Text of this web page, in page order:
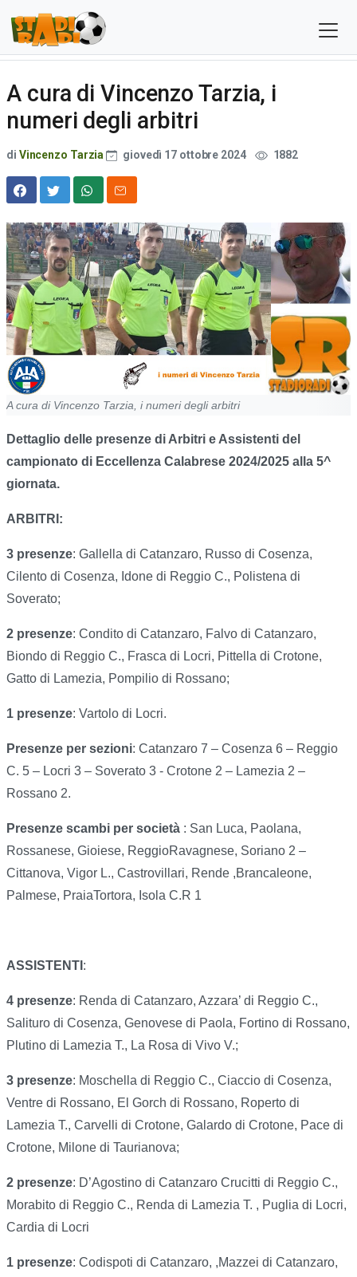
A cura di Vincenzo Tarzia, i
numeri degli arbitri
di Vincenzo Tarzia giovedì 17 ottobre 2024 1882
A cura di Vincenzo Tarzia, i numeri degli arbitri
Dettaglio delle presenze di Arbitri e Assistenti del
campionato di Eccellenza Calabrese 2024/2025 alla 5^
giornata.
ARBITRI:
3 presenze: Gallella di Catanzaro, Russo di Cosenza,
Cilento di Cosenza, Idone di Reggio C., Polistena di
Soverato;
2 presenze: Condito di Catanzaro, Falvo di Catanzaro,
Biondo di Reggio C., Frasca di Locri, Pittella di Crotone,
Gatto di Lamezia, Pompilio di Rossano;
1 presenze: Vartolo di Locri.
Presenze per sezioni: Catanzaro 7 – Cosenza 6 – Reggio
C. 5 – Locri 3 – Soverato 3 - Crotone 2 – Lamezia 2 –
Rossano 2.
Presenze scambi per società : San Luca, Paolana,
Rossanese, Gioiese, ReggioRavagnese, Soriano 2 –
Cittanova, Vigor L., Castrovillari, Rende ,Brancaleone,
Palmese, PraiaTortora, Isola C.R 1
ASSISTENTI :
4 presenze: Renda di Catanzaro, Azzara’ di Reggio C.,
Salituro di Cosenza, Genovese di Paola, Fortino di Rossano,
Plutino di Lamezia T., La Rosa di Vivo V.;
3 presenze: Moschella di Reggio C., Ciaccio di Cosenza,
Ventre di Rossano, El Gorch di Rossano, Roperto di
Lamezia T., Carvelli di Crotone, Galardo di Crotone, Pace di
Crotone, Milone di Taurianova;
2 presenze: D’Agostino di Catanzaro Crucitti di Reggio C.,
Morabito di Reggio C., Renda di Lamezia T. , Puglia di Locri,
Cardia di Locri
1 presenze: Codispoti di Catanzaro, ,Mazzei di Catanzaro,